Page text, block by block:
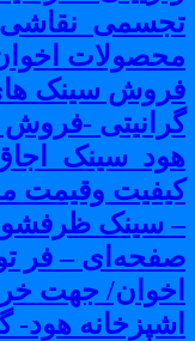
سینک های
-فروش
وقیمت
سینک ظرفشویی
– فر
جهت
هود-